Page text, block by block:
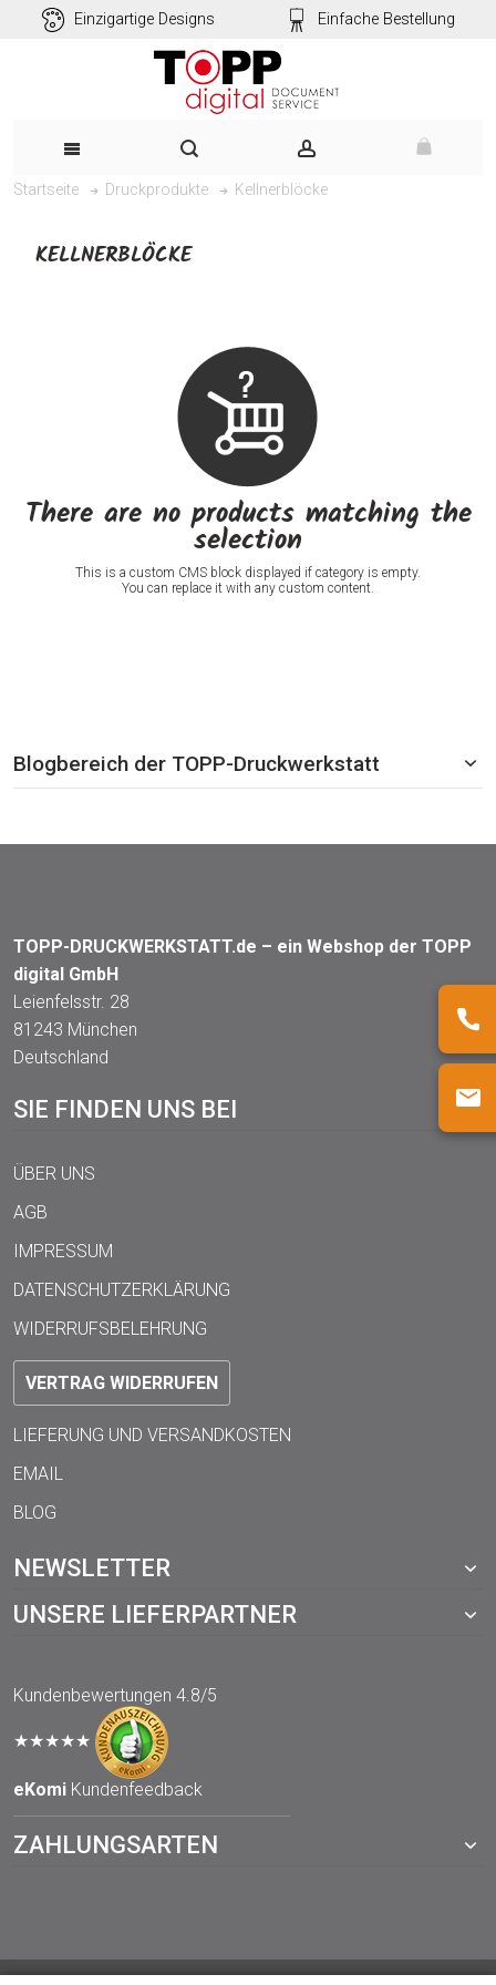
Einzigartige Designs Einfache Bestellung
Startseite Druckprodukte Kellnerblöcke
KELLNERBLÖCKE
There are no products matching the
selection
This is a custom CMS block displayed if category is empty.
You can replace it with any custom content.
Blogbereich der TOPP-Druckwerkstatt
TOPP-DRUCKWERKSTATT.de – ein Webshop der TOPP
digital GmbH
Leienfelsstr. 28
81243 München
Deutschland
SIE FINDEN UNS BEI
ÜBER UNS
AGB
IMPRESSUM
DATENSCHUTZERKLÄRUNG
WIDERRUFSBELEHRUNG
VERTRAG WIDERRUFEN
LIEFERUNG UND VERSANDKOSTEN
EMAIL
BLOG
NEWSLETTER
UNSERE LIEFERPARTNER
Kundenbewertungen 4.8/5
★★★★★
eKomi Kundenfeedback
ZAHLUNGSARTEN